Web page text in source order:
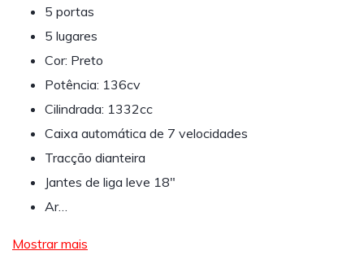
5 portas
5 lugares
Cor: Preto
Potência: 136cv
Cilindrada: 1332cc
Caixa automática de 7 velocidades
Tracção dianteira
Jantes de liga leve 18"
Ar…
Mostrar mais